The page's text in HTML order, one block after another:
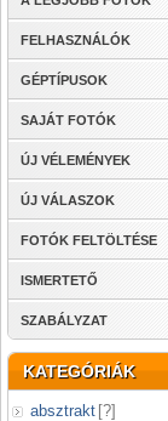
FELHASZNÁLÓK
GÉPTÍPUSOK
SAJÁT FOTÓK
ÚJ VÉLEMÉNYEK
ÚJ VÁLASZOK
FOTÓK FELTÖLTÉSE
ISMERTETŐ
SZABÁLYZAT
KATEGÓRIÁK
absztrakt [?]